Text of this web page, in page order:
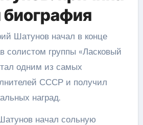
биография
Шатунов начал в конце
солистом группы «Ласковый
одним из самых
СССР и получил
наград.
начал сольную